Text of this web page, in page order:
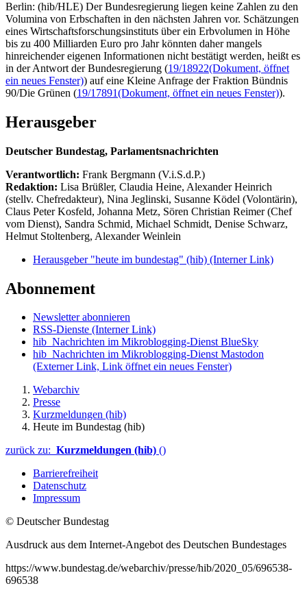
Berlin: (hib/HLE) Der Bundesregierung liegen keine Zahlen zu den
Volumina von Erbschaften in den nächsten Jahren vor. Schätzungen
eines Wirtschaftsforschungsinstituts über ein Erbvolumen in Höhe
bis zu 400 Milliarden Euro pro Jahr könnten daher mangels
hinreichender eigenen Informationen nicht bestätigt werden, heißt es
in der Antwort der Bundesregierung (19/18922(Dokument, öffnet
ein neues Fenster)) auf eine Kleine Anfrage der Fraktion Bündnis
90/Die Grünen (19/17891(Dokument, öffnet ein neues Fenster)).
Herausgeber
Deutscher Bundestag, Parlamentsnachrichten
Verantwortlich: Frank Bergmann (V.i.S.d.P.)
Redaktion: Lisa Brüßler, Claudia Heine, Alexander Heinrich
(stellv. Chefredakteur), Nina Jeglinski, Susanne Ködel (Volontärin),
Claus Peter Kosfeld, Johanna Metz, Sören Christian Reimer (Chef
vom Dienst), Sandra Schmid, Michael Schmidt, Denise Schwarz,
Helmut Stoltenberg, Alexander Weinlein
Herausgeber "heute im bundestag" (hib) (Interner Link)
Abonnement
Newsletter abonnieren
RSS-Dienste (Interner Link)
hib_Nachrichten im Mikroblogging-Dienst BlueSky
hib_Nachrichten im Mikroblogging-Dienst Mastodon
(Externer Link, Link öffnet ein neues Fenster)
Webarchiv
Presse
Kurzmeldungen (hib)
Heute im Bundestag (hib)
zurück zu: Kurzmeldungen (hib) ()
Barrierefreiheit
Datenschutz
Impressum
© Deutscher Bundestag
Ausdruck aus dem Internet-Angebot des Deutschen Bundestages
https://www.bundestag.de/webarchiv/presse/hib/2020_05/696538-
696538